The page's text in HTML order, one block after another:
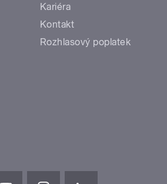
Kariéra
Kontakt
Rozhlasový poplatek